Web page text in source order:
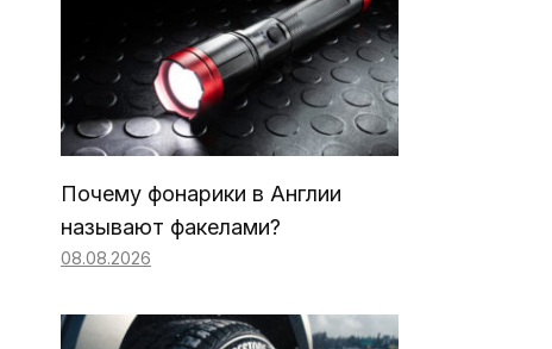
Почему фонарики в Англии
называют факелами?
08.08.2026